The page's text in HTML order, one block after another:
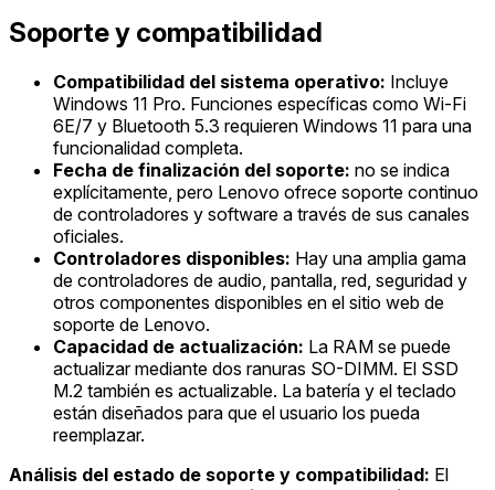
Soporte y compatibilidad
Compatibilidad del sistema operativo: Incluye
Windows 11 Pro. Funciones específicas como Wi-Fi
6E/7 y Bluetooth 5.3 requieren Windows 11 para una
funcionalidad completa.
Fecha de finalización del soporte: no se indica
explícitamente, pero Lenovo ofrece soporte continuo
de controladores y software a través de sus canales
oficiales.
Controladores disponibles: Hay una amplia gama
de controladores de audio, pantalla, red, seguridad y
otros componentes disponibles en el sitio web de
soporte de Lenovo.
Capacidad de actualización: La RAM se puede
actualizar mediante dos ranuras SO-DIMM. El SSD
M.2 también es actualizable. La batería y el teclado
están diseñados para que el usuario los pueda
reemplazar.
Análisis del estado de soporte y compatibilidad: El